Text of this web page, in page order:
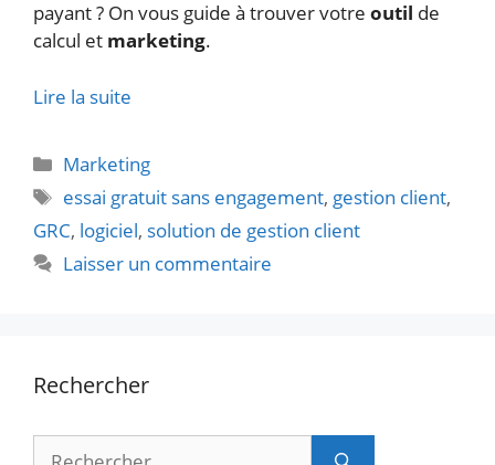
payant ? On vous guide à trouver votre outil de
calcul et marketing.
Lire la suite
Catégories
Marketing
Étiquettes
essai gratuit sans engagement, gestion client,
GRC, logiciel, solution de gestion client
Laisser un commentaire
Rechercher
Rechercher :